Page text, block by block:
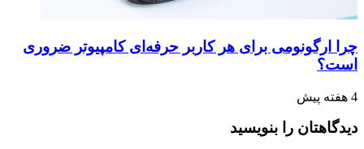
چرا ارگونومی برای هر کاربر حرفه‌ای کامپیوتر ضروری
است؟
4 هفته پیش
دیدگاهتان را بنویسید